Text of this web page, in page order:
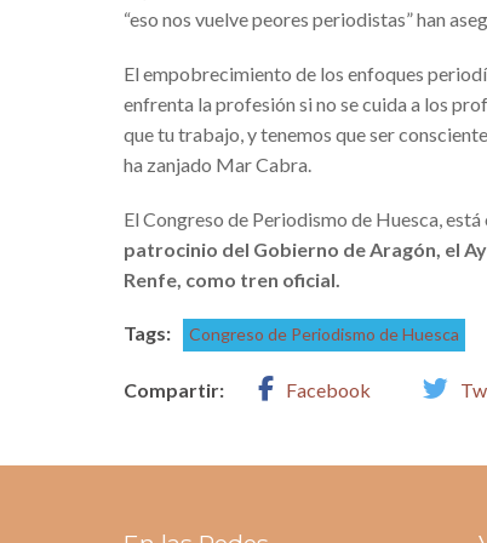
“eso nos vuelve peores periodistas” han
El empobrecimiento de los enfoques
enfrenta la profesión si no se cuida a los
que tu trabajo, y tenemos que ser
ha zanjado Mar Cabra.
El Congreso de Periodismo de Huesca,
patrocinio del Gobierno de Aragón, el
Renfe, como tren oficial.
Tags: Congreso de Periodismo de Huesca
Compartir: Facebook